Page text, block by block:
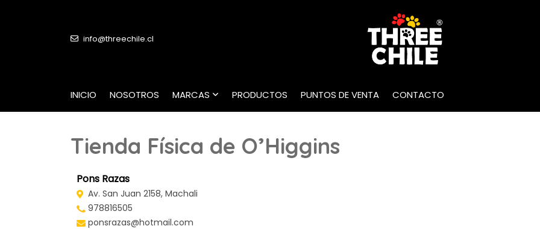
info@threechile.cl
INICIO NOSOTROS MARCAS PRODUCTOS PUNTOS DE VENTA CONTACTO
Tienda Física de O’Higgins
Pons Razas
Av. San Juan 2158, Machali
978816505
ponsrazas@hotmail.com